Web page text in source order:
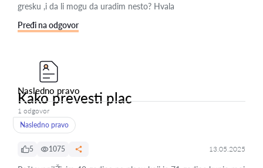
gresku ,i da li mogu da uradim nesto? Hvala
Pređi na odgovor
Nasledno pravo
Kako prevesti plac
1 odgovor
Nasledno pravo
5 1075 13.05.2025